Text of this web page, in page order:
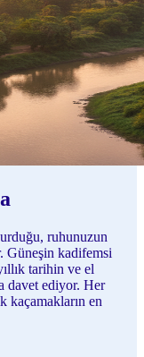
ruhunuzun
Güneşin kadifemsi
tarihin ve el
davet ediyor. Her
kaçamakların en